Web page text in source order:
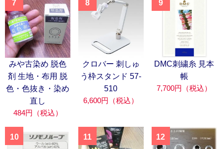
7
みや古染め 脱色
剤 生地・布用 脱
色・色抜き・染め
直し
484円（税込）
8
クロバー 刺しゅ
う枠スタンド 57-
510
6,600円（税込）
9
DMC刺繍糸 見本
帳
7,700円（税込）
10 11 12